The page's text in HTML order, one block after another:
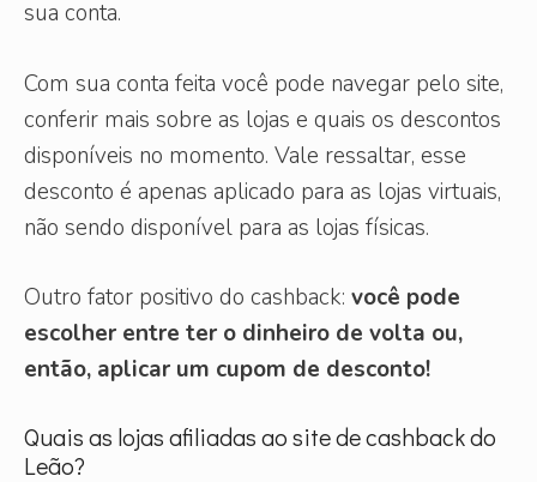
sua conta.
Com sua conta feita você pode navegar pelo site,
conferir mais sobre as lojas e quais os descontos
disponíveis no momento. Vale ressaltar, esse
desconto é apenas aplicado para as lojas virtuais,
não sendo disponível para as lojas físicas.
Outro fator positivo do cashback: você pode
escolher entre ter o dinheiro de volta ou,
então, aplicar um cupom de desconto!
Quais as lojas afiliadas ao site de cashback do
Leão?